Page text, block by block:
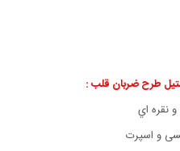
طرح ضربان قلب:
نقره اي
و اسپرت